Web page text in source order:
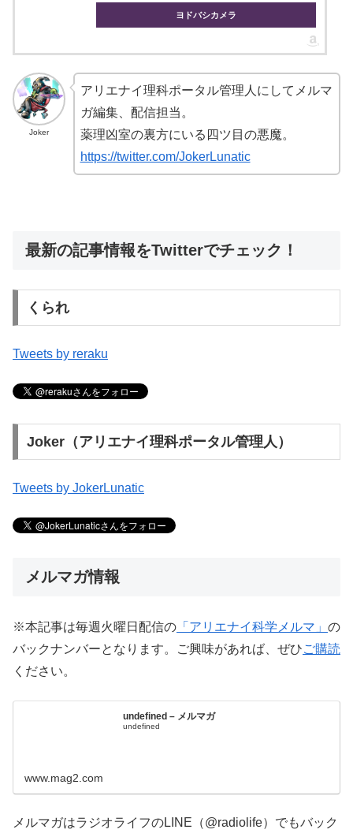
ヨドバシカメラ
Joker
アリエナイ理科ポータル管理人にしてメルマ
ガ編集、配信担当。
薬理凶室の裏方にいる四ツ目の悪魔。
https://twitter.com/JokerLunatic
最新の記事情報をTwitterでチェック！
くられ
Tweets by reraku
Joker（アリエナイ理科ポータル管理人）
Tweets by JokerLunatic
メルマガ情報
※本記事は毎週火曜日配信の 「アリエナイ科学メルマ」 の
バックナンバーとなります。ご興味があれば、ぜひご購読
ください。
undefined – メルマガ
undefined
www.mag2.com
メルマガはラジオライフのLINE（@radiolife）でもバック